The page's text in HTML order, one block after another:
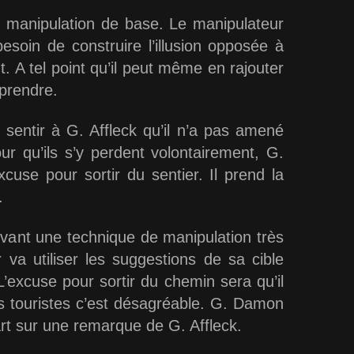
de base. Le manipulateur
de construire l’illusion opposée à
A tel point qu’il peut même en rajouter
à G. Affleck qu’il n’a pas amené
qu’ils s’y perdent volontairement, G.
pour sortir du sentier. Il prend la
une technique de manipulation très
va utiliser les suggestions de sa cible
pour sortir du chemin sera qu’il
c’est désagréable. G. Damon
sur une remarque de G. Affleck.